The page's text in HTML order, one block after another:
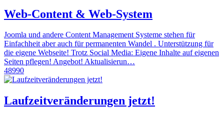
Web-Content & Web-System
Joomla und andere Content Management Systeme stehen für
Einfachheit aber auch für permanenten Wandel . Unterstützung für
die eigene Webseite! Trotz Social Media: Eigene Inhalte auf eigenen
Seiten pflegen! Angebot! Aktualisierun…
48990
Laufzeitveränderungen jetzt!